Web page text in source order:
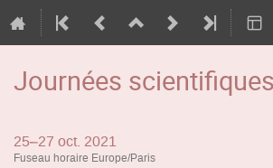
Journées
25–27 oct. 2021
Fuseau horaire Europe/Paris